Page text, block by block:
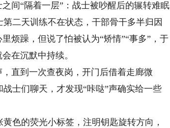
间“隔着一层”：战士被吵醒后的辗转难眠
二天训练不在状态，干部骨干多半归因
烦躁，但说了怕被认为“矫情”“事多”，于
在沉默中持续。
直到一次查夜岗，开门后借着走廊微
士们聊天，才发现“咔哒”声确实给一些
的荧光小标签，注明钥匙旋转方向，